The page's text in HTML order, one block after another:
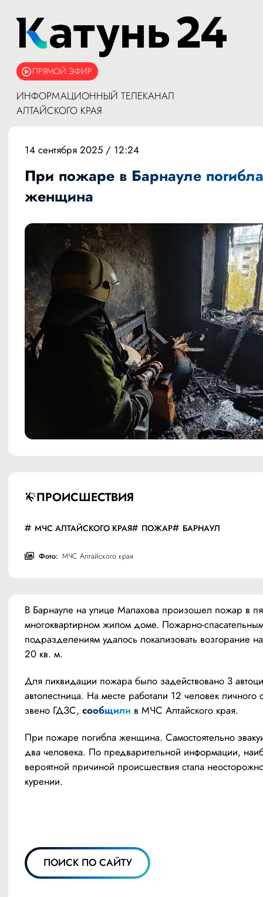
ПРЯМОЙ ЭФИР
ИНФОРМАЦИОННЫЙ ТЕЛЕКАНАЛ
АЛТАЙСКОГО КРАЯ
ПРОИСШЕСТВИЯ
МЧС АЛТАЙСКОГО КРАЯ ПОЖАР БАРНАУЛ
Фото: МЧС Алтайского края
14 сентября 2025 / 12:24
При пожаре в Барнауле погибла
женщина
В Барнауле на улице Малахова произошел пожар в
многоквартирном жилом доме. Пожарно-
подразделениям удалось локализовать возгорание
20 кв. м.
Для ликвидации пожара было задействовано 3
автолестница. На месте работали 12 человек личного
звено ГДЗС, сообщили в МЧС Алтайского края.
При пожаре погибла женщина. Самостоятельно
два человека. По предварительной информации,
вероятной причиной происшествия стала
курении.
ПОИСК ПО САЙТУ